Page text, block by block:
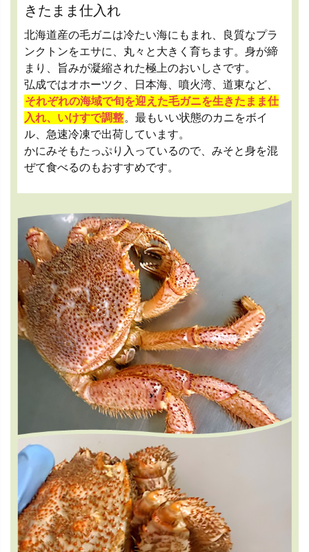
きたまま仕入れ
北海道産の毛ガニは冷たい海にもまれ、良質なプラ
ンクトンをエサに、丸々と大きく育ちます。身が締
まり、旨みが凝縮された極上のおいしさです。
弘成ではオホーツク、日本海、噴火湾、道東など、
それぞれの海域で旬を迎えた毛ガニを生きたまま仕
入れ、いけすで調整。最もいい状態のカニをボイ
ル、急速冷凍で出荷しています。
かにみそもたっぷり入っているので、みそと身を混
ぜて食べるのもおすすめです。